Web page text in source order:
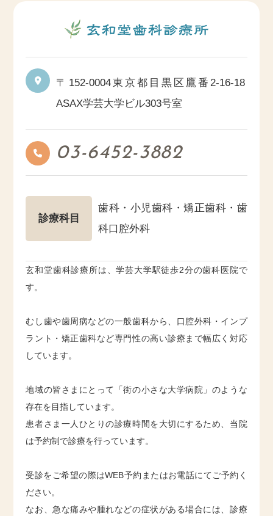
〒152-0004東京都目黒区鷹番2-16-18
ASAX学芸大学ビル303号室
03-6452-3882
診療科目
歯科・小児歯科・矯正歯科・歯
科口腔外科
玄和堂歯科診療所は、学芸大学駅徒歩2分の歯科医院で
す。
むし歯や歯周病などの一般歯科から、口腔外科・インプ
ラント・矯正歯科など専門性の高い診療まで幅広く対応
しています。
地域の皆さまにとって「街の小さな大学病院」のような
存在を目指しています。
患者さま一人ひとりの診療時間を大切にするため、当院
は予約制で診療を行っています。
受診をご希望の際はWEB予約またはお電話にてご予約く
ださい。
なお、急な痛みや腫れなどの症状がある場合には、診療